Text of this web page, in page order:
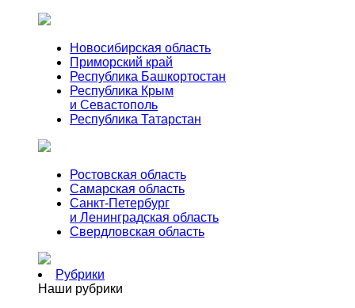
Новосибирская область
Приморский край
Республика Башкортостан
Республика Крым
и Севастополь
Республика Татарстан
Ростовская область
Самарская область
Санкт-Петербург
и Ленинградская область
Свердловская область
Рубрики
Наши рубрики